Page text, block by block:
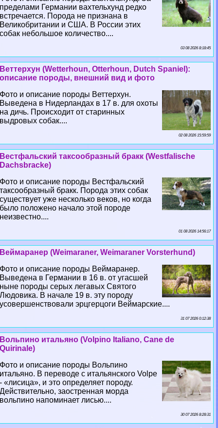
пределами Германии вахтельхунд редко
встречается. Порода не признана в
Великобритании и США. В России этих
собак небольшое количество....
03 08 2026 8:18:45
Веттерхун (Wetterhoun, Otterhoun, Dutch Spaniel):
описание породы, внешний вид и фото
Фото и описание породы Веттерхун.
Выведена в Нидерландах в 17 в. для охоты
на дичь. Происходит от старинных
выдровых собак....
02 08 2026 15:59:59
Вестфальский таксообразный бpaкк (Westfalische
Dachsbracke)
Фото и описание породы Вестфальский
таксообразный бpaкк. Порода этих собак
существует уже несколько веков, но когда
было положено начало этой породе
неизвестно....
01 08 2026 14:56:17
Веймаранер (Weimaraner, Weimaraner Vorsterhund)
Фото и описание породы Веймаранер.
Выведена в Германии в 16 в. от угасшей
ныне породы серых легавых Святого
Людовика. В начале 19 в. эту породу
усовершенствовали эрцгерцоги Веймарские....
31 07 2026 0:12:38
Вольпино итальяно (Volpino Italiano, Cane de
Quirinale)
Фото и описание породы Вольпино
итальяно. В переводе с итальянского Volpe
- «лисица», и это определяет породу.
Действительно, заостренная морда
вольпино напоминает лисью....
30 07 2026 8:28:31